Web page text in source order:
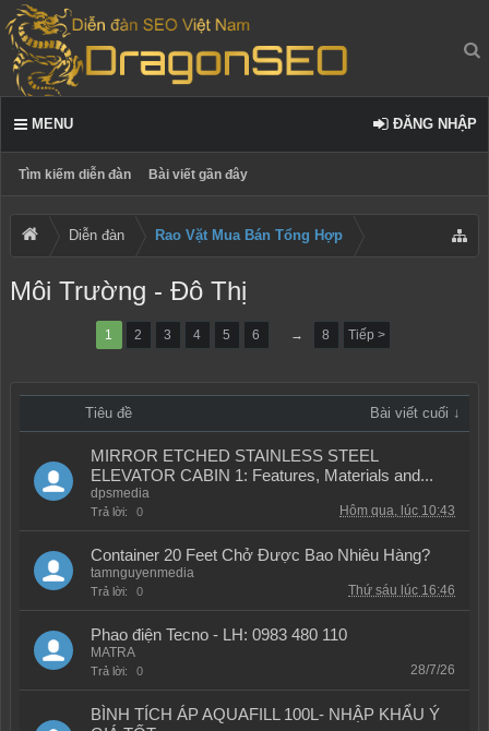
Tìm kiếm diễn đàn Bài viết gần đây
MENU ĐĂNG NHẬP
Diễn đàn Rao Vặt Mua Bán Tổng Hợp
Môi Trường - Đô Thị
1 2 3 4 5 6 → 8 Tiếp >
Tiêu đề Bài viết cuối ↓
MIRROR ETCHED STAINLESS STEEL
ELEVATOR CABIN 1: Features, Materials and...
dpsmedia
Trả lời: 0 Hôm qua, lúc 10:43
Container 20 Feet Chở Được Bao Nhiêu Hàng?
tamnguyenmedia
Trả lời: 0 Thứ sáu lúc 16:46
Phao điện Tecno - LH: 0983 480 110
MATRA
Trả lời: 0 28/7/26
BÌNH TÍCH ÁP AQUAFILL 100L- NHẬP KHẨU Ý